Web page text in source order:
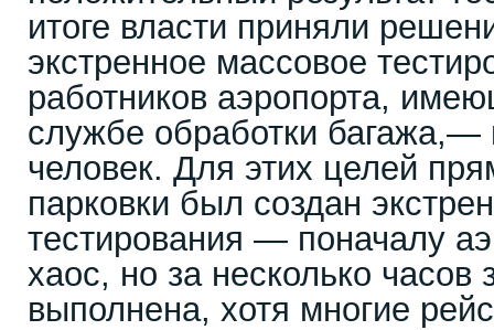
итоге власти приняли
экстренное массовое
работников аэропорта,
службе обработки багажа,—
человек. Для этих целей
парковки был создан
тестирования — поначалу
хаос, но за несколько часов
выполнена, хотя многие